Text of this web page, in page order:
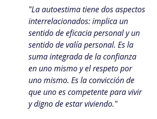
"La autoestima tiene dos aspectos
interrelacionados: implica un
sentido de eficacia personal y un
sentido de valía personal. Es la
suma integrada de la confianza
en uno mismo y el respeto por
uno mismo. Es la convicción de
que uno es competente para vivir
y digno de estar viviendo."